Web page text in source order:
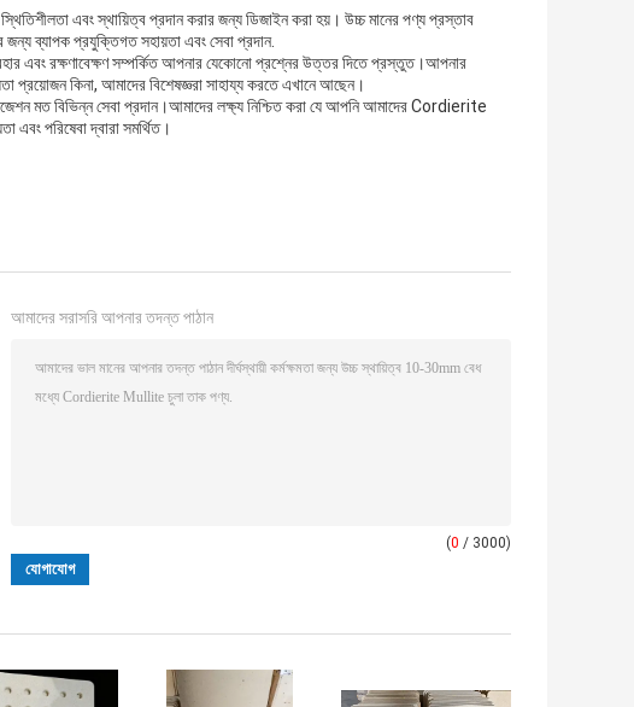
এবং স্থায়িত্ব প্রদান করার জন্য ডিজাইন করা হয়। উচ্চ মানের পণ্য প্রস্তাব
জন্য ব্যাপক প্রযুক্তিগত সহায়তা এবং সেবা প্রদান.
এবং রক্ষণাবেক্ষণ সম্পর্কিত আপনার যেকোনো প্রশ্নের উত্তর দিতে প্রস্তুত।আপনার
প্রয়োজন কিনা, আমাদের বিশেষজ্ঞরা সাহায্য করতে এখানে আছেন।
মত বিভিন্ন সেবা প্রদান।আমাদের লক্ষ্য নিশ্চিত করা যে আপনি আমাদের Cordierite
পরিষেবা দ্বারা সমর্থিত।
আমাদের সরাসরি আপনার তদন্ত পাঠান
(0 / 3000)